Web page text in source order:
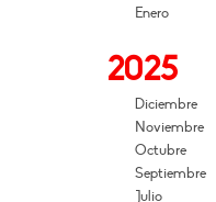
Enero
2025
Diciembre
Noviembre
Octubre
Septiembre
Julio